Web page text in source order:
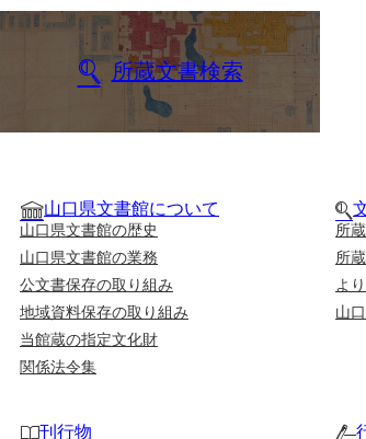
所蔵文書検索
山口県文書館について
山口県文書館の歴史
山口県文書館の業務
公文書保存の取り組み
地域資料保存の取り組み
当館蔵の指定文化財
関係法令集
所
所
よ
山
刊行物